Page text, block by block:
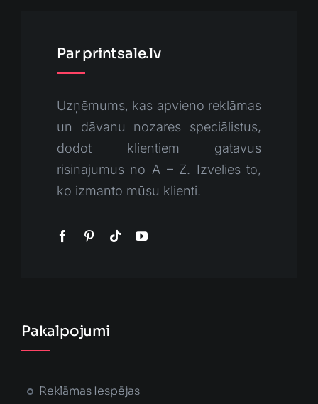
Par printsale.lv
Uzņēmums, kas apvieno reklāmas
un dāvanu nozares speciālistus,
dodot klientiem gatavus
risinājumus no A – Z. Izvēlies to,
ko izmanto mūsu klienti.
Pakalpojumi
Reklāmas Iespējas